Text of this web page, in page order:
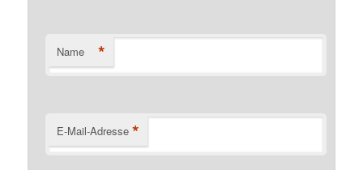
Name *
E-Mail-Adresse *